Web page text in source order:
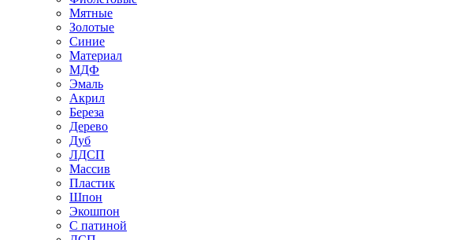
Мятные
Золотые
Синие
Материал
МДФ
Эмаль
Акрил
Береза
Дерево
Дуб
ЛДСП
Массив
Пластик
Шпон
Экошпон
С патиной